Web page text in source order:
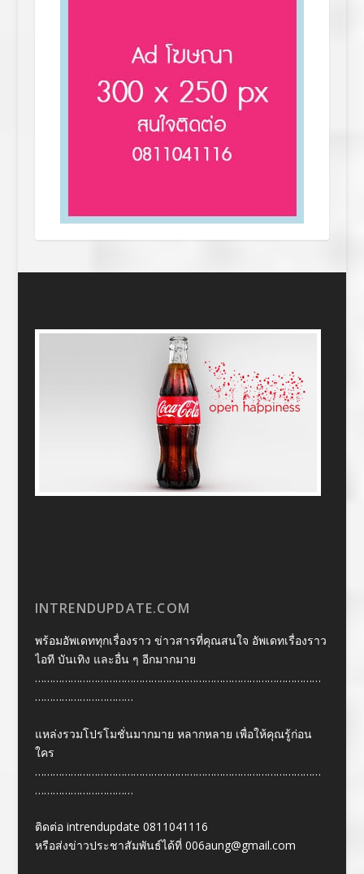
INTRENDUPDATE.COM
พร้อมอัพเดททุกเรื่องราว ข่าวสารที่คุณสนใจ อัพเดทเรื่องราว
ไอที บันเทิง และอื่น ๆ อีกมากมาย
……………………………………………………………………………………
……………………………
แหล่งรวมโปรโมชั่นมากมาย หลากหลาย เพื่อให้คุณรู้ก่อน
ใคร
……………………………………………………………………………………
……………………………
ติดต่อ intrendupdate 0811041116
หรือส่งข่าวประชาสัมพันธ์ได้ที่ 006aung@gmail.com